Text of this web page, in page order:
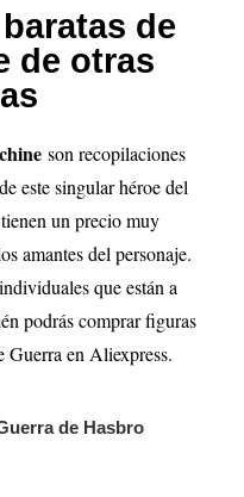
de
de otras
son recopilaciones
este singular héroe del
un precio muy
amantes del personaje.
que están a
podrás comprar figuras
Guerra en Aliexpress.
de Hasbro